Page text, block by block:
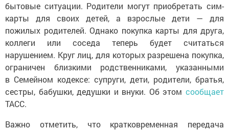
бытовые ситуации. Родители могут приобретать сим-
карты для своих детей, а взрослые дети — для
пожилых родителей. Однако покупка карты для друга,
коллеги или соседа теперь будет считаться
нарушением. Круг лиц, для которых разрешена покупка,
ограничен близкими родственниками, указанными
в Семейном кодексе: супруги, дети, родители, братья,
сестры, бабушки, дедушки и внуки. Об этом сообщает
ТАСС.
Важно отметить, что кратковременная передача